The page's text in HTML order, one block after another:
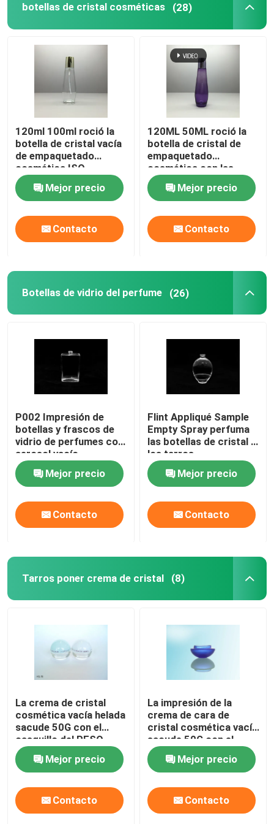
Caja de empaquetado del perfume
Trazador de líneas del papel de Kraft
PP que empaquetan la caja
botellas de cristal cosméticas (28)
120ml 100ml roció la
botella de cristal vacía
de empaquetado
cosmética ISO
Mejor precio
Contacto
120ML 50ML roció la
botella de cristal de
empaquetado
cosmética con las
tapas
Mejor precio
Contacto
Botellas de vidrio del perfume (26)
P002 Impresión de
botellas y frascos de
vidrio de perfumes con
aerosol vacío
Mejor precio
Contacto
Flint Appliqué Sample
Empty Spray perfuma
las botellas de cristal y
los tarros
Mejor precio
Contacto
Tarros poner crema de cristal (8)
La crema de cristal
cosmética vacía helada
sacude 50G con el
casquillo del PESO
Mejor precio
Contacto
La impresión de la
crema de cara de
cristal cosmética vacía
sacude 50G con el
casquillo del PESO
Mejor precio
Contacto